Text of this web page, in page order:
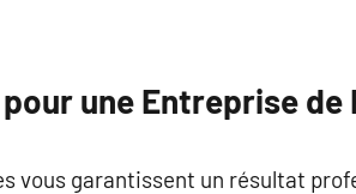
une Entreprise de
vous garantissent un résultat